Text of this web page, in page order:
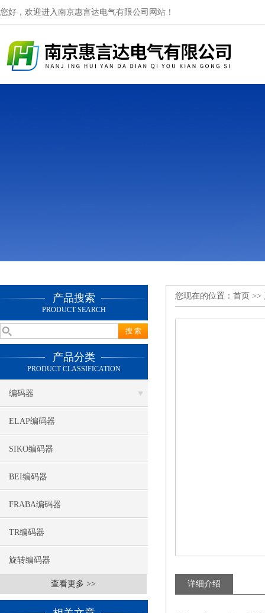
您好，欢迎进入南京惠言达电气有限公司网站！
产品搜索
PRODUCT SEARCH
产品分类
PRODUCT CLASSIFICATION
编码器
ELAP编码器
SIKO编码器
BEI编码器
FRABA编码器
TR编码器
旋转编码器
查看更多 >>
您现在的位置： 首页 >>
详细介绍